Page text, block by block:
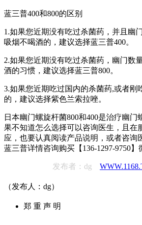
蓝三普400和800的区别
1.如果您近期没有吃过杀菌药，并且幽
吸烟不喝酒的，建议选择蓝三普400。
2.如果您近期没有吃过杀菌药，幽门数
酒的习惯，建议选择蓝三普800。
3.如果您近期吃过国内的杀菌药,或者刚
的，建议选择紫色兰索拉唑。
日本幽门螺旋杆菌800和400是治疗幽门
果不知道怎么选择可以咨询医生，且在
应，也要认真阅读产品说明，或者咨询
蓝三普详情咨询购买【136-1297-9750】
发布者：dg
（发布人：dg）
郑 重 声 明